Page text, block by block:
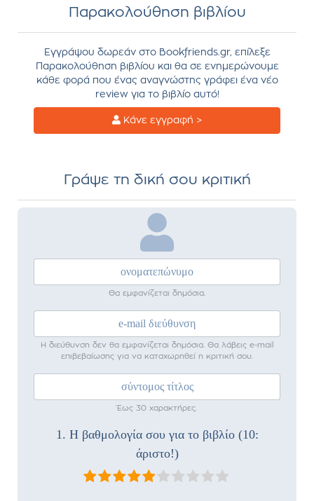
Παρακολούθηση βιβλίου
Εγγράψου δωρεάν στο Bookfriends.gr, επίλεξε
Παρακολούθηση βιβλίου και θα σε ενημερώνουμε
κάθε φορά που ένας αναγνώστης γράφει ένα νέο
review για το βιβλίο αυτό!
Κάνε εγγραφή >
Γράψε τη δική σου κριτική
Θα εμφανίζεται δημόσια.
Η διεύθυνση δεν θα εμφανίζεται δημόσια. Θα λάβεις e-mail
επιβεβαίωσης για να καταχωρηθεί η κριτική σου.
Έως 30 χαρακτήρες.
1. Η βαθμολογία σου για το βιβλίο (10:
άριστο!)